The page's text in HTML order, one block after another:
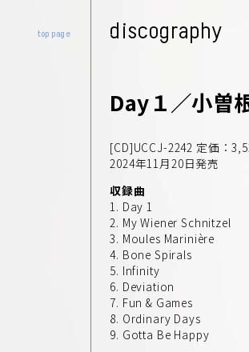
discography
Day１／小曽
[CD]UCCJ-2242 定価：
2024年11月20日発売
収録曲
1. Day 1
2. My Wiener Schnitzel
3. Moules Marinière
4. Bone Spirals
5. Infinity
6. Deviation
7. Fun & Games
8. Ordinary Days
9. Gotta Be Happy
top page